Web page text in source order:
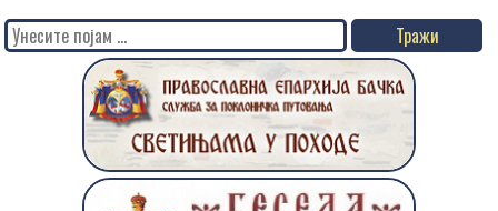
Search
for: